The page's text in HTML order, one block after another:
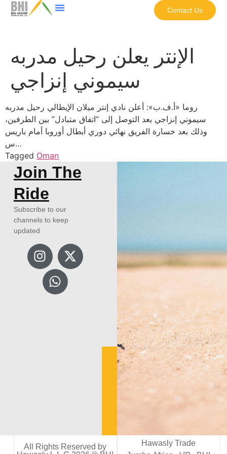
Contact Us
الإنتر يعلن رحيل مدربه
سيموني إنزاجي
روما «أ.ف.ب»: أعلن نادي إنتر ميلان الإيطالي رحيل مدربه
سيموني إنزاجي بعد التوصل إلى “اتفاق متبادل” بين الطرفين،
وذلك بعد خسارة الفريق نهائي دوري أبطال أوروبا أمام باريس
س…
Tagged Oman
Join The
Ride
Subscribe to our
channels to keep
updated
All Rights Reserved by
Hawasly Trade